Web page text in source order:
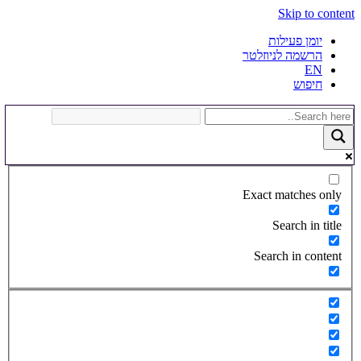
Skip to content
יומן פעילות
הרשמה לניוזלטר
EN
חיפוש
Exact matches only
Search in title
Search in content